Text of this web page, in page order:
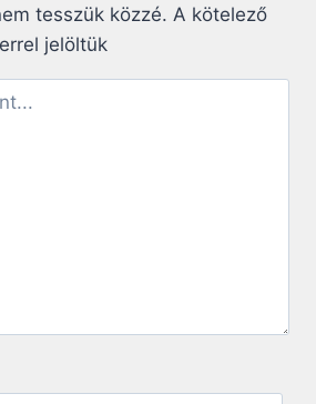
tesszük közzé. A kötelező
jelöltük